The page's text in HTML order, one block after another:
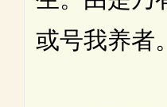
或号我养者。